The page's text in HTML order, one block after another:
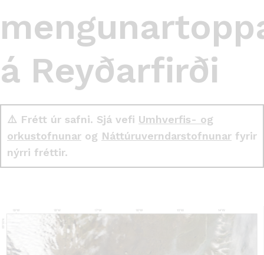
á Reyðarfirði
⚠️ Frétt úr safni. Sjá vefi Umhverfis- og
orkustofnunar og Náttúruverndarstofnunar fyrir
nýrri fréttir.